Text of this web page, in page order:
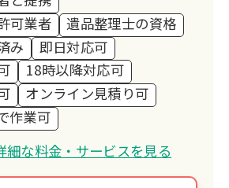
可業者
遺品整理士の資格
み
即日対応可
18時以降対応可
オンライン見積り可
作業可
細な料金・サービスを見る